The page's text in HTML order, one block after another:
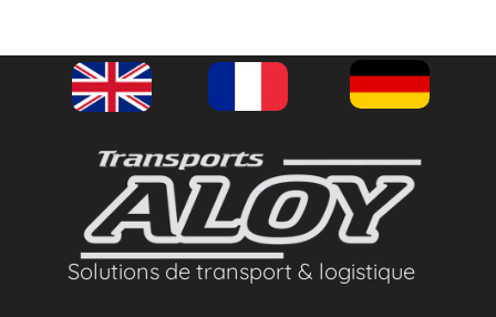
Solutions de transport & logistique